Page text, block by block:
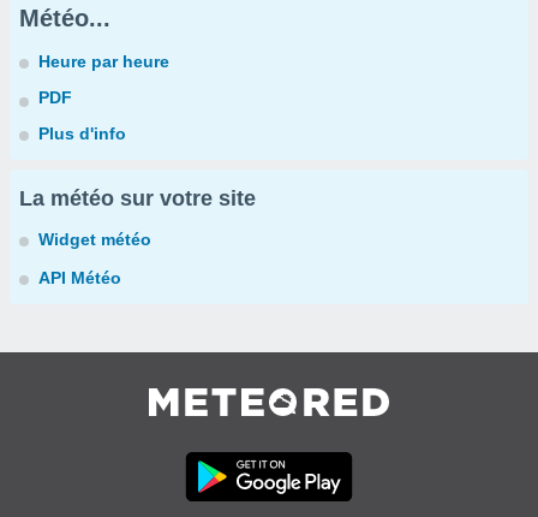
Météo...
Heure par heure
PDF
Plus d'info
La météo sur votre site
Widget météo
API Météo